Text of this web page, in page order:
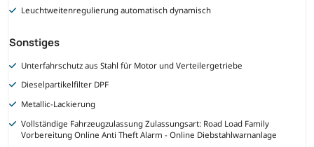
Leuchtweitenregulierung automatisch dynamisch
Sonstiges
Unterfahrschutz aus Stahl für Motor und Verteilergetriebe
Dieselpartikelfilter DPF
Metallic-Lackierung
Vollständige Fahrzeugzulassung Zulassungsart: Road Load Family
Vorbereitung Online Anti Theft Alarm - Online Diebstahlwarnanlage